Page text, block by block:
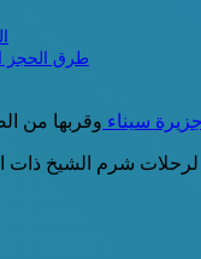
طرق الحجز
سيناء وقربها من
رحلات شرم الشيخ 2022 بالانتقالات،